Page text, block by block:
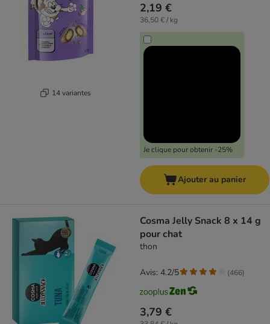
14 variantes
2,19 €
36,50 € / kg
Je clique pour obtenir -25%
Ajouter au panier
Cosma Jelly Snack 8 x 14 g
pour chat
thon
3,79 €
Avis: 4.2/5 (466)